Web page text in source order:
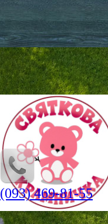
(093) 469-81-55